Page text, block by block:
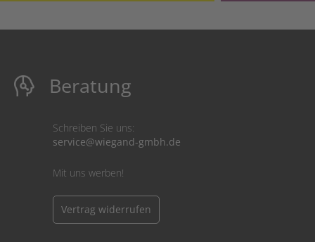
Beratung
Schreiben Sie uns:
service@wiegand-gmbh.de
Mit uns werben!
Vertrag widerrufen